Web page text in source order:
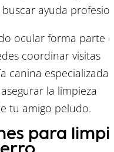
ayuda
ocular forma parte
coordinar visitas
canina especializada
la limpieza
tu amigo peludo.
para